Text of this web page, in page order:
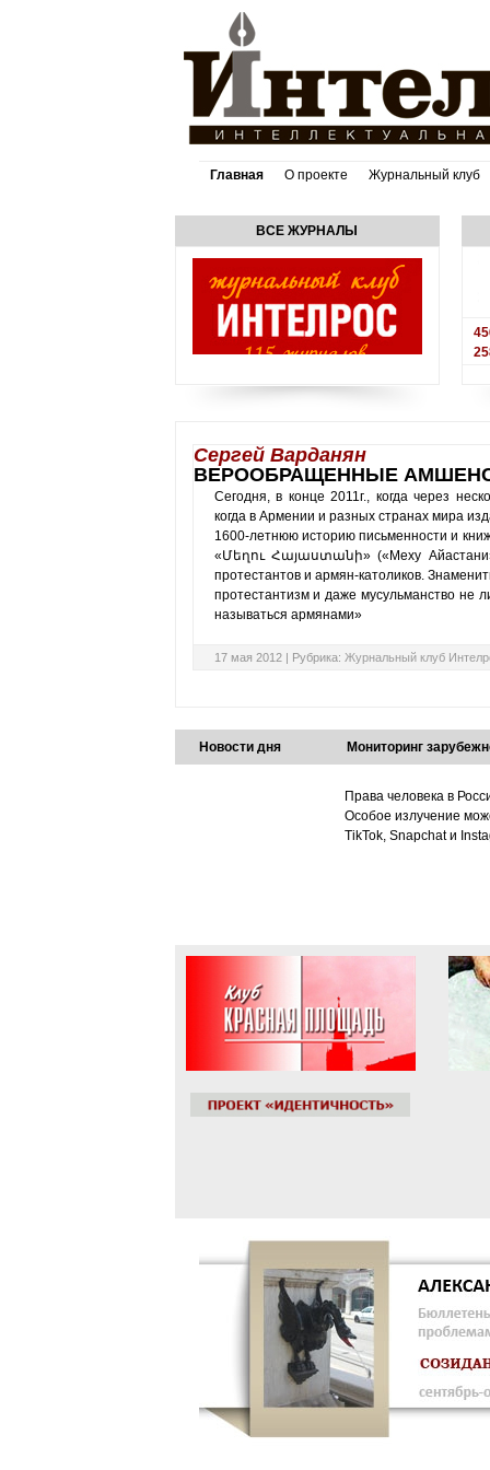
Главная О проекте Журнальный клуб
ВСЕ ЖУРНАЛЫ
Сергей Варданян
ВЕРООБРАЩЕННЫЕ
Сегодня, в конце 2011г., когда через
когда в Армении и разных странах мира
1600-летнюю историю письменности и
«Մեղու Հայաստանի» («Меху Айастани»
протестантов и армян-католиков.
протестантизм и даже мусульманство не
называться армянами»
17 мая 2012 | Рубрика: Журнальный клуб
Новости дня Мониторинг
Права человека в
Особое излучение
TikTok, Snapchat и